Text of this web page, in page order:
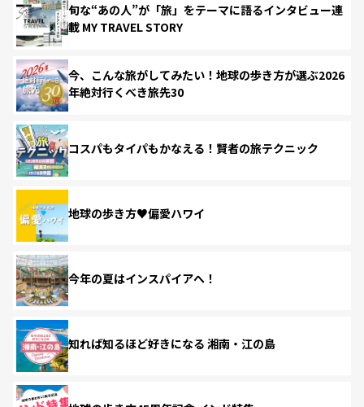
旬な“あの人”が「旅」をテーマに語るインタビュー連
載 MY TRAVEL STORY
今、こんな旅がしてみたい！地球の歩き方が選ぶ2026
年絶対行くべき旅先30
コスパもタイパもかなえる！賢者の旅テクニック
地球の歩き方♥偏愛ハワイ
今年の夏はインスパイアへ！
知れば知るほど好きになる 湘南・江の島